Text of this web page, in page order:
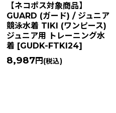
【ネコポス対象商品】
GUARD (ガード) / ジュニア
競泳水着 TIKI (ワンピース)
ジュニア用 トレーニング水
着 [GUDK-FTKI24]
8,987円 (税込)